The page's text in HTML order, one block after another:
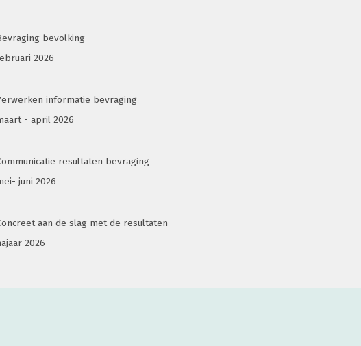
bevolking
2026
informatie bevraging
- april 2026
resultaten bevraging
juni 2026
aan de slag met de resultaten
2026